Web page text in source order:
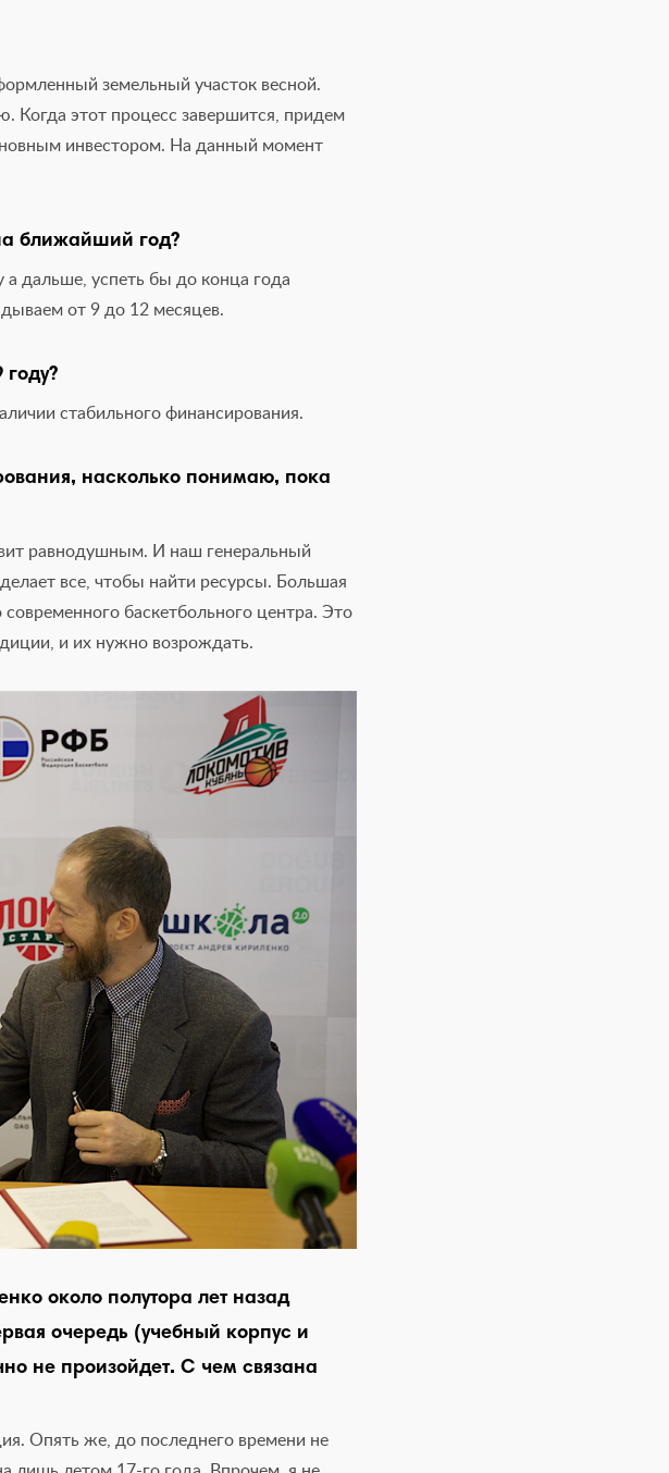
земельный участок весной.
Когда этот процесс завершится, придем
инвестором. На данный момент
ближайший год?
а дальше, успеть бы до конца года
от 9 до 12 месяцев.
году?
стабильного финансирования.
насколько понимаю, пока
равнодушным. И наш генеральный
все, чтобы найти ресурсы. Большая
баскетбольного центра. Это
и их нужно возрождать.
около полутора лет назад
очередь (учебный корпус и
не произойдет. С чем связана
Опять же, до последнего времени не